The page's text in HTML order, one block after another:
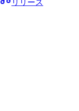
リリース